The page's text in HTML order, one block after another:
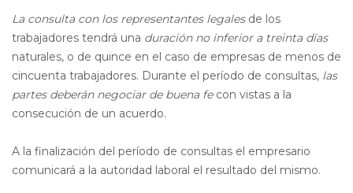
La consulta con los representantes legalesde los
trabajadores tendrá una duración no inferior a treinta días
naturales, o de quince en el caso de empresas de menos de
cincuenta trabajadores. Durante el período de consultas, las
partes deberán negociar de buena fe con vistas a la
consecución de un acuerdo.
A la finalización del período de consultas el empresario
comunicará a la autoridad laboral el resultado del mismo.